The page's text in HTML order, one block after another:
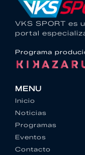
VKS SPORT es
portal
Programa
MENU
Inicio
Noticias
Programas
Eventos
Contacto